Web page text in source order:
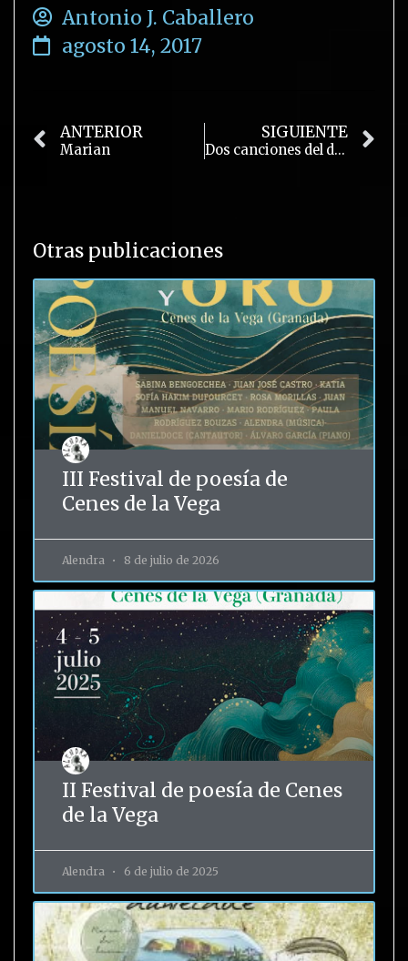
Antonio J. Caballero
agosto 14, 2017
ANTERIOR
Marian
SIGUIENTE
Dos canciones del disco Poemas de Javier Egea
Otras publicaciones
III Festival de poesía de
Cenes de la Vega
Alendra 8 de julio de 2026
II Festival de poesía de Cenes
de la Vega
Alendra 6 de julio de 2025